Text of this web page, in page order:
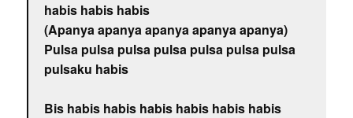
habis habis habis
(Apanya apanya apanya apanya apanya)
Pulsa pulsa pulsa pulsa pulsa pulsa pulsa
pulsaku habis
Bis habis habis habis habis habis habis